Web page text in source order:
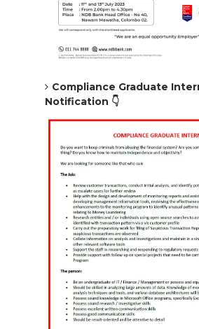
Compliance Graduate
Notification 👇